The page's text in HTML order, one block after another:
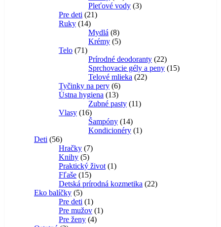
produktov
Pleťové vody 33
Pre deti 2121
Ruky 1414
produktov
Mydlá 88
produktov
Krémy 55
Telo 7171
produktov
Prírodné deodoranty 2222
produktov
Sprchovacie gély a peny 1515
Telové mlieka 2222
Tyčinky na pery 66
produktov
Ústna hygiena 1313
produktov
Zubné pasty 1111
Vlasy 1616
produktov
Šampóny 1414
produktov
Kondicionéry 11
Deti 5656
produktov
Hračky 77
Knihy 55
produktov
Praktický život 11
Fľaše 1515
produktov
Detská prírodná kozmetika 2222
Eko balíčky 55
produktov
Pre deti 11
produkt
Pre mužov 11
Pre ženy 44